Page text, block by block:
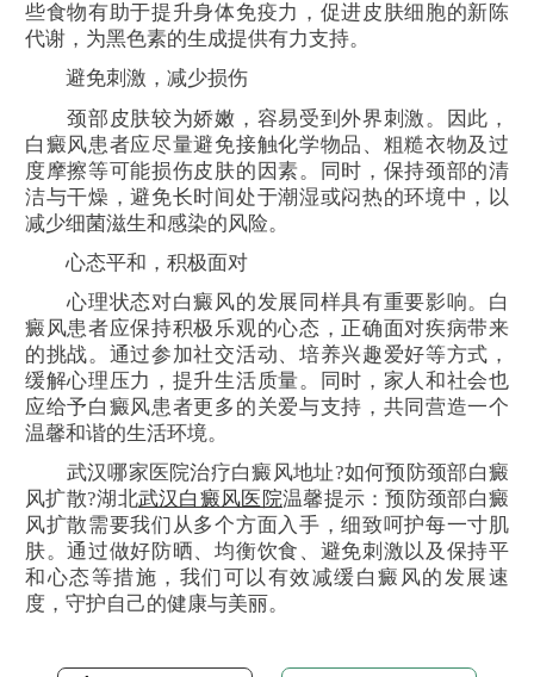
些食物有助于提升身体免疫力，促进皮肤细胞的新陈
代谢，为黑色素的生成提供有力支持。
避免刺激，减少损伤
颈部皮肤较为娇嫩，容易受到外界刺激。因此，
白癜风患者应尽量避免接触化学物品、粗糙衣物及过
度摩擦等可能损伤皮肤的因素。同时，保持颈部的清
洁与干燥，避免长时间处于潮湿或闷热的环境中，以
减少细菌滋生和感染的风险。
心态平和，积极面对
心理状态对白癜风的发展同样具有重要影响。白
癜风患者应保持积极乐观的心态，正确面对疾病带来
的挑战。通过参加社交活动、培养兴趣爱好等方式，
缓解心理压力，提升生活质量。同时，家人和社会也
应给予白癜风患者更多的关爱与支持，共同营造一个
温馨和谐的生活环境。
武汉哪家医院治疗白癜风地址?如何预防颈部白癜
风扩散?湖北武汉白癜风医院温馨提示：预防颈部白癜
风扩散需要我们从多个方面入手，细致呵护每一寸肌
肤。通过做好防晒、均衡饮食、避免刺激以及保持平
和心态等措施，我们可以有效减缓白癜风的发展速
度，守护自己的健康与美丽。